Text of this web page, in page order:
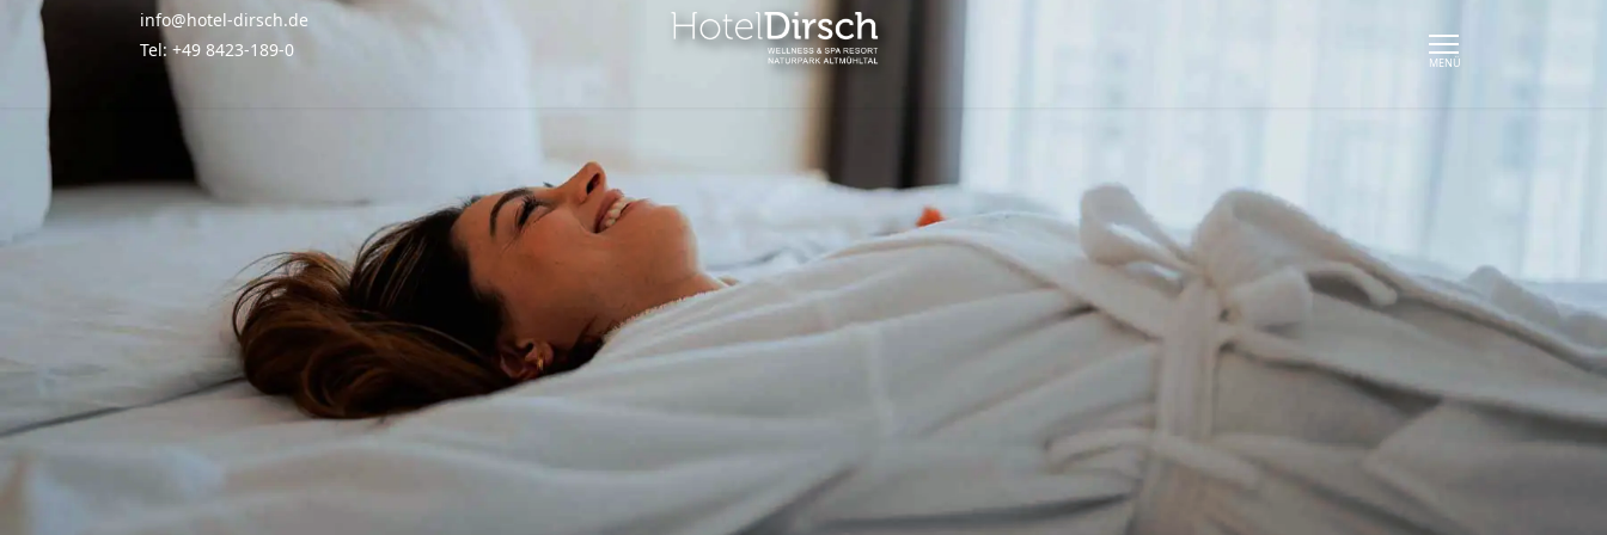
info@hotel-dirsch.de
Tel: +49 8423-189-0
Startseite
Hotelprospekt
Gästestimmen
Angebote
Inklusivleistungen
Appartementhaus
Fragen &
Antworten
KULINARIK
Restaurant
Frühstück
Abendessen
Tischreservierung
Bar & Lounges
Wellnessbereich
Anwendungen
Day Spa
Tagesgäste
Golfen
Wandern
Klettern
Tagungsmappe
Tagungsräume
Tagungspakete
Anfrage
Karriere
Umweltpolitik